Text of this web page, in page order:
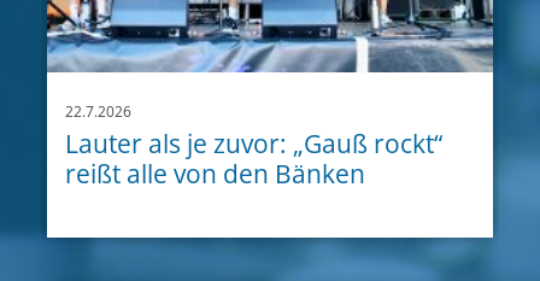
22.7.2026
Lauter als je zuvor: „Gauß rockt“
reißt alle von den Bänken